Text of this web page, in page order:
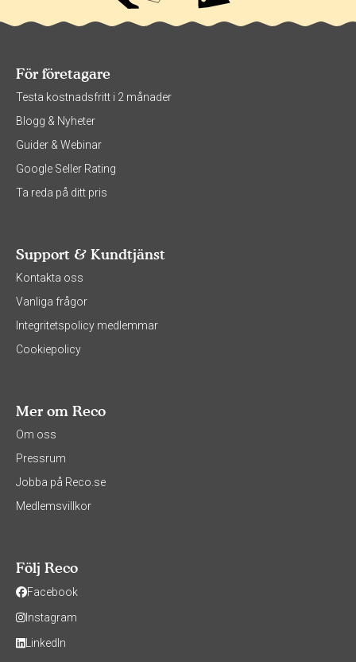
För företagare
Testa kostnadsfritt i 2 månader
Blogg & Nyheter
Guider & Webinar
Google Seller Rating
Ta reda på ditt pris
Support & Kundtjänst
Kontakta oss
Vanliga frågor
Integritetspolicy medlemmar
Cookiepolicy
Mer om Reco
Om oss
Pressrum
Jobba på Reco.se
Medlemsvillkor
Följ Reco
Facebook
Instagram
LinkedIn